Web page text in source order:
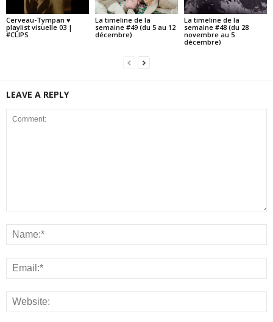
Cerveau-Tympan ♥
playlist visuelle 03 |
#CLIPS
La timeline de la
semaine #49 (du 5 au 12
décembre)
La timeline de la
semaine #48 (du 28
novembre au 5
décembre)
LEAVE A REPLY